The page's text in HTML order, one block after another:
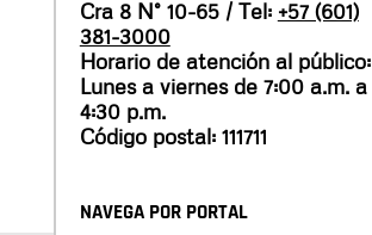
Cra 8 N° 10-65 / Tel: +57 (601)
381-3000
Horario de atención al público:
Lunes a viernes de 7:00 a.m. a
4:30 p.m.
Código postal: 111711
NAVEGA POR PORTAL